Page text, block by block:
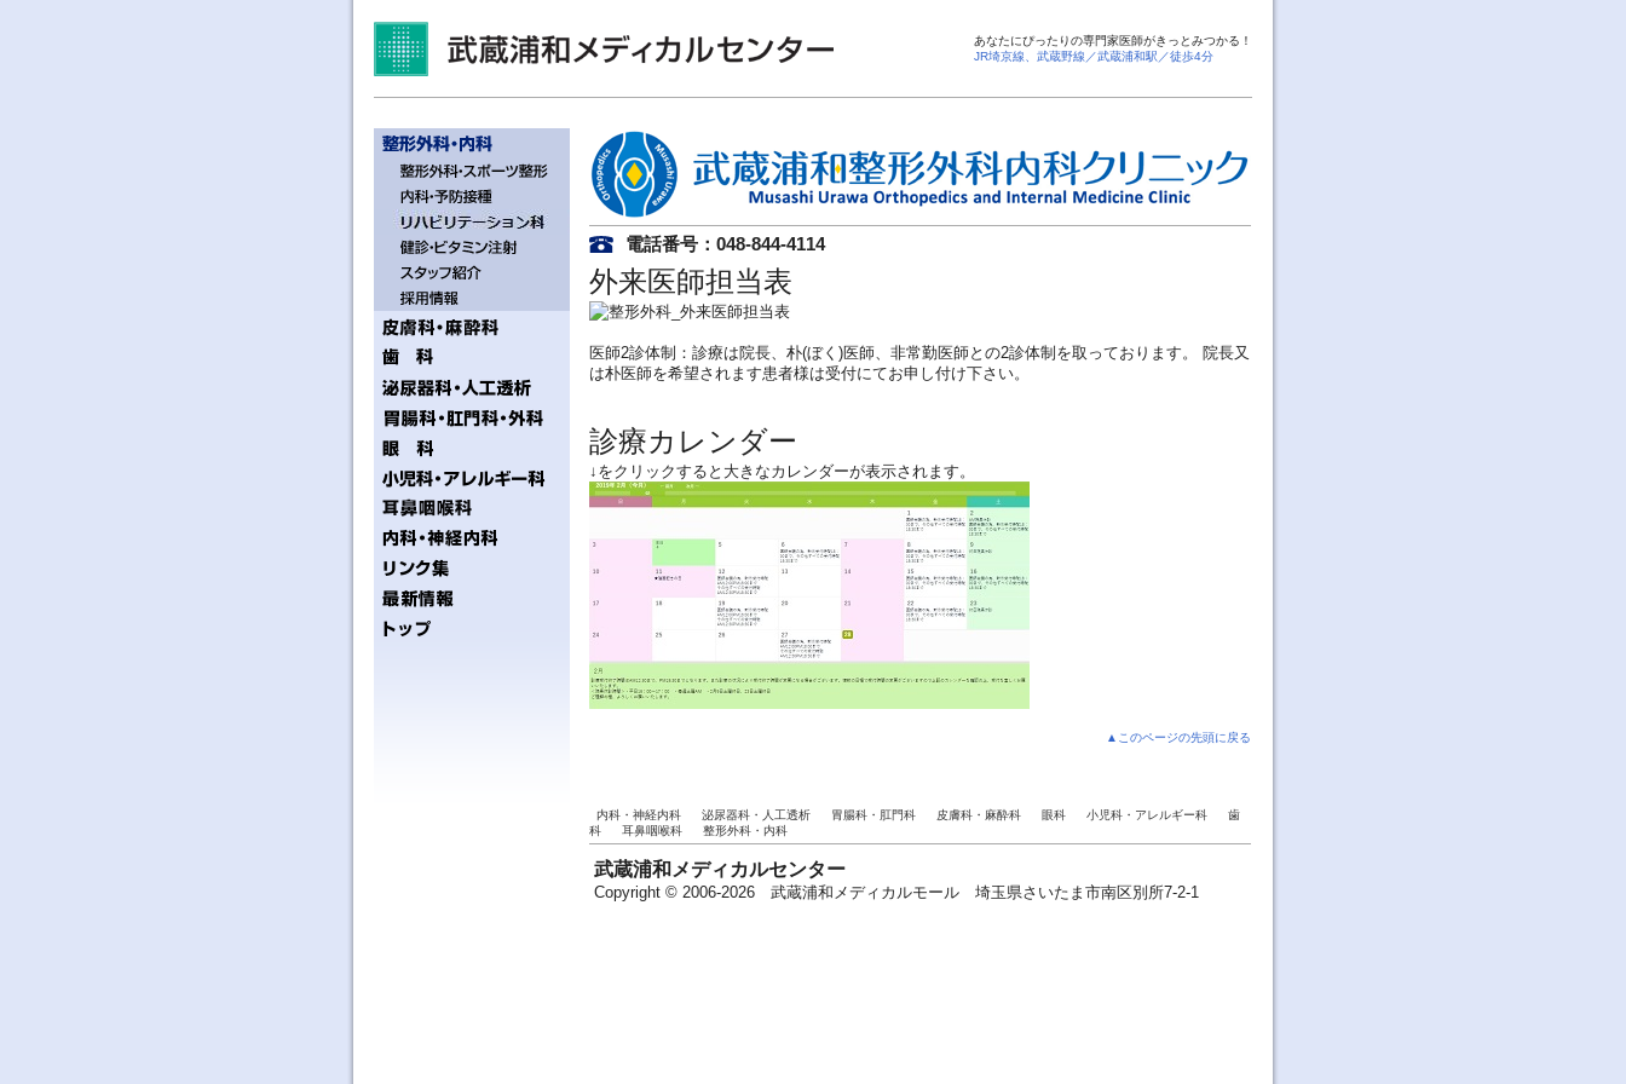
あなたにぴったりの専門家医師がきっとみつかる！
JR埼京線、武蔵野線／武蔵浦和駅／徒歩4分
電話番号：048-844-4114
外来医師担当表
医師2診体制：診療は院長、朴(ぼく)医師、非常勤医師との2診体制を取っております。 院長又
は朴医師を希望されます患者様は受付にてお申し付け下さい。
診療カレンダー
↓をクリックすると大きなカレンダーが表示されます。
▲このページの先頭に戻る
内科・神経内科 泌尿器科・人工透析 胃腸科・肛門科 皮膚科・麻酔科 眼科 小児科・アレルギー科
歯
科
耳鼻咽喉科 整形外科・内科
武蔵浦和メディカルセンター
Copyright © 2006-2026 武蔵浦和メディカルモール 埼玉県さいたま市南区別所7-2-1